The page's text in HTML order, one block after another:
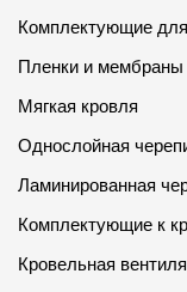
Комплектующие
Пленки и мембраны
Мягкая кровля
Однослойная
Ламинированная
Комплектующие к
Кровельная